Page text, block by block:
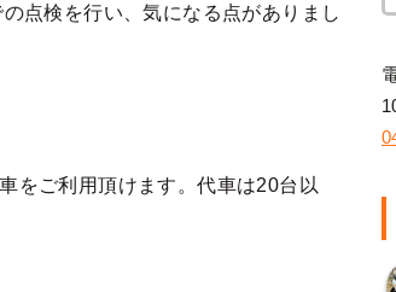
点検を行い、気になる点がありまし
をご利用頂けます。代車は20台以